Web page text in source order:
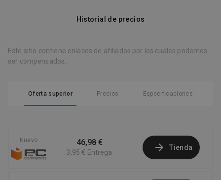
Historial de precios
Este sitio contiene enlaces de afiliados por los cuales podemos
ser compensados.
Oferta superior Precios Especificaciones
Nuevo 46,98 €
3,95 € Entrega
Tienda